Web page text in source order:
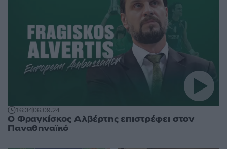
16:3406.09.24
Ο Φραγκίσκος Αλβέρτης επιστρέφει στον
Παναθηναϊκό